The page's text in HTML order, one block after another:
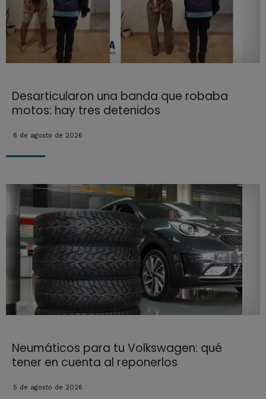
Desarticularon una banda que robaba
motos: hay tres detenidos
6 de agosto de 2026
Neumáticos para tu Volkswagen: qué
tener en cuenta al reponerlos
5 de agosto de 2026